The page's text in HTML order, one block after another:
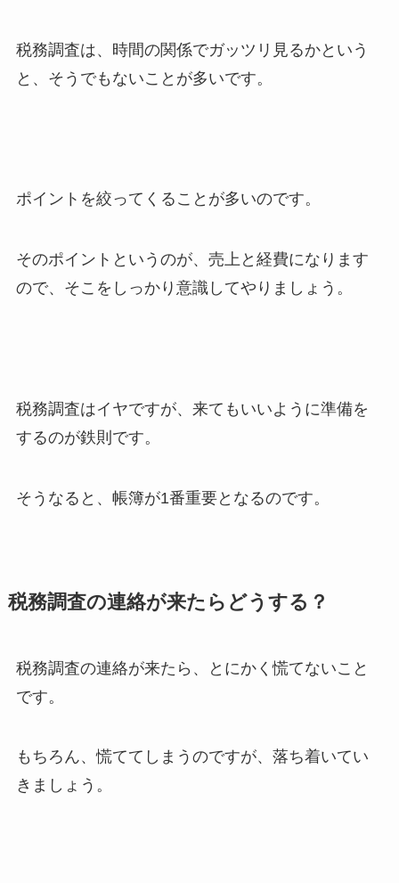
税務調査は、時間の関係でガッツリ見るかという
と、そうでもないことが多いです。
ポイントを絞ってくることが多いのです。
そのポイントというのが、売上と経費になります
ので、そこをしっかり意識してやりましょう。
税務調査はイヤですが、来てもいいように準備を
するのが鉄則です。
そうなると、帳簿が1番重要となるのです。
税務調査の連絡が来たらどうする？
税務調査の連絡が来たら、とにかく慌てないこと
です。
もちろん、慌ててしまうのですが、落ち着いてい
きましょう。